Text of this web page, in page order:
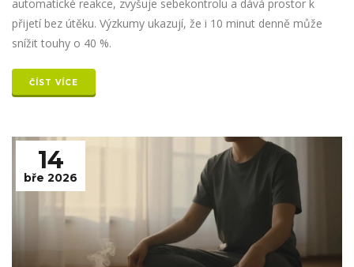
automatické reakce, zvyšuje sebekontrolu a dává prostor k
přijetí bez útěku. Výzkumy ukazují, že i 10 minut denně může
snížit touhy o 40 %.
ČÍST VÍCE
14
bře 2026